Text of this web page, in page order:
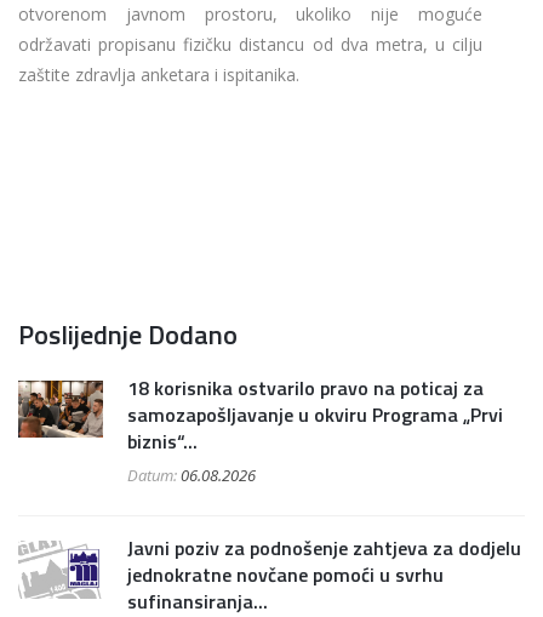
otvorenom javnom prostoru, ukoliko nije moguće
održavati propisanu fizičku distancu od dva metra, u cilju
zaštite zdravlja anketara i ispitanika.
Poslijednje Dodano
18 korisnika ostvarilo pravo na poticaj za
samozapošljavanje u okviru Programa „Prvi
biznis“...
Datum:06.08.2026
Javni poziv za podnošenje zahtjeva za dodjelu
jednokratne novčane pomoći u svrhu
sufinansiranja...